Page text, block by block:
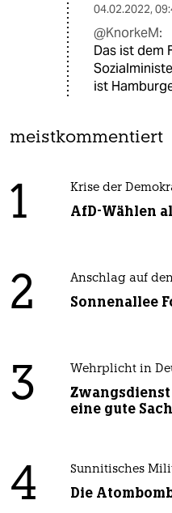
04.02.2022,
@KnorkeM:
Das ist dem
ist
meistkommentiert
1 Krise der
AfD-Wählen
2 Anschlag auf
Sonnenallee
3 Wehrplicht in
eine gute
4 Sunnitisches
Die